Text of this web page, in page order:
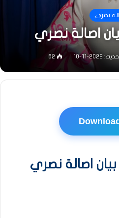
نصري
اصالة نصري
2022-11-10
62
اصالة نصري